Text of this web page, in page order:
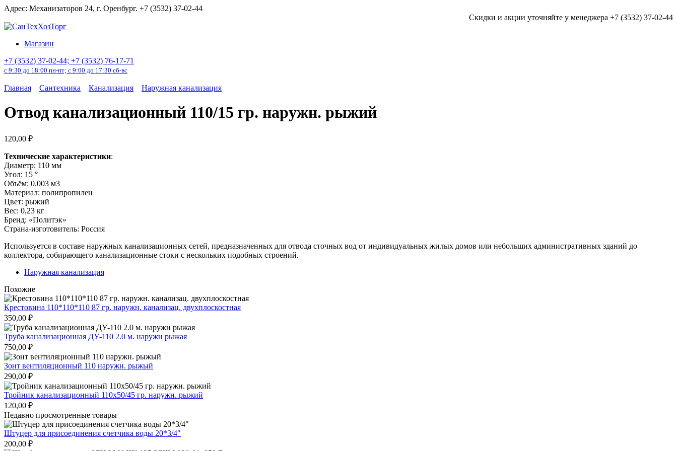
Перейти
содержанию
Адрес: Механизаторов 24, г. Оренбург. +7 (3532) 37-02-44
Скидки и акции уточняйте у менеджера +7 (3532) 37-02-44
Магазин
+7 (3532) 37-02-44; +7 (3532) 76-17-71
с 9:30 до 18:00 пн-пт; с 9:00 до 17:30 сб-вс
Главная Сантехника Канализация Наружная канализация
Отвод канализационный 110/15 гр. наружн. рыжий
120,00 ₽
Технические характеристики:
Диаметр: 110 мм
Угол: 15 °
Объём: 0.003 м3
Материал: полипропилен
Цвет: рыжий
Вес: 0,23 кг
Бренд: «Политэк»
Страна-изготовитель: Россия
Используется в составе наружных канализационных сетей, предназначенных для отвода сточных вод от индивидуальных жилых домов или небольших административных зданий до
коллектора, собирающего канализационные стоки с нескольких подобных строений.
Наружная канализация
Похожие
Крестовина 110*110*110 87 гр. наружн. канализац. двухплоскостная
350,00 ₽
Труба канализационная ДУ-110 2.0 м. наружн рыжая
750,00 ₽
Зонт вентиляционный 110 наружн. рыжый
290,00 ₽
Тройник канализационный 110х50/45 гр. наружн. рыжий
120,00 ₽
Недавно просмотренные товары
Штуцер для присоединения счетчика воды 20*3/4″
200,00 ₽